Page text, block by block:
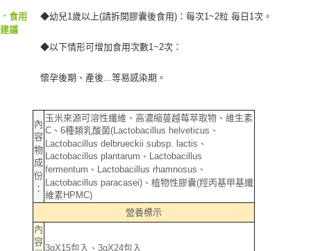
‧ 食用
建議
◆幼兒1歲以上(請拆開膠囊後食用)：每次1~2粒 毎日1次。
◆以下情形可增加食用次數1~2次：
懷孕後期、產後...等易感染期。
內
容
物
成
份
：
玉米來源可溶性纖維、高濃縮蔓越莓萃取物、維生素
C、6種類乳酸菌(Lactobacillus helveticus、
Lactobacillus delbrueckii subsp. lactis、
Lactobacillus plantarum、Lactobacillus
fermentum、Lactobacillus rhamnosus、
Lactobacillus paracasei)、植物性膠囊(羥丙基甲基纖
維素HPMC)
營養標示
內
容
3gX15包入、3gX24包入